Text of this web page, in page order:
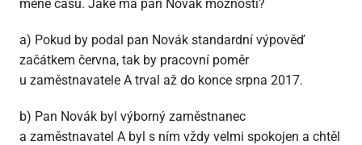
méně času. Jaké má pan Novák možnosti?
a) Pokud by podal pan Novák standardní výpověď
začátkem června, tak by pracovní poměr
u zaměstnavatele A trval až do konce srpna 2017.
b) Pan Novák byl výborný zaměstnanec
a zaměstnavatel A byl s ním vždy velmi spokojen a chtěl